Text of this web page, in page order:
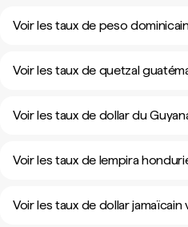
Voir les taux de peso
Voir les taux de quetzal
Voir les taux de dollar du
Voir les taux de lempira
Voir les taux de dollar